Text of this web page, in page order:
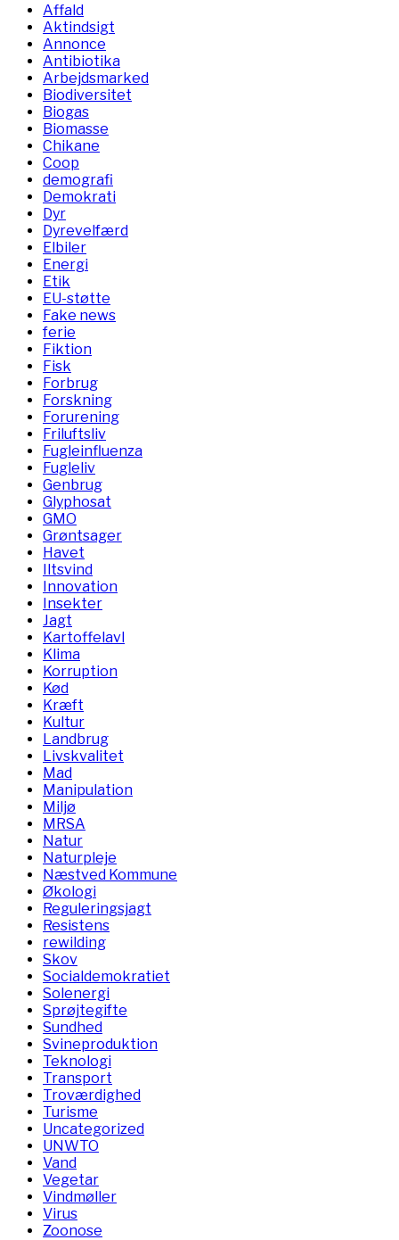
Affald
Aktindsigt
Annonce
Antibiotika
Arbejdsmarked
Biodiversitet
Biogas
Biomasse
Chikane
Coop
demografi
Demokrati
Dyr
Dyrevelfærd
Elbiler
Energi
Etik
EU-støtte
Fake news
ferie
Fiktion
Fisk
Forbrug
Forskning
Forurening
Friluftsliv
Fugleinfluenza
Fugleliv
Genbrug
Glyphosat
GMO
Grøntsager
Havet
Iltsvind
Innovation
Insekter
Jagt
Kartoffelavl
Klima
Korruption
Kød
Kræft
Kultur
Landbrug
Livskvalitet
Mad
Manipulation
Miljø
MRSA
Natur
Naturpleje
Næstved Kommune
Økologi
Reguleringsjagt
Resistens
rewilding
Skov
Socialdemokratiet
Solenergi
Sprøjtegifte
Sundhed
Svineproduktion
Teknologi
Transport
Troværdighed
Turisme
Uncategorized
UNWTO
Vand
Vegetar
Vindmøller
Virus
Zoonose